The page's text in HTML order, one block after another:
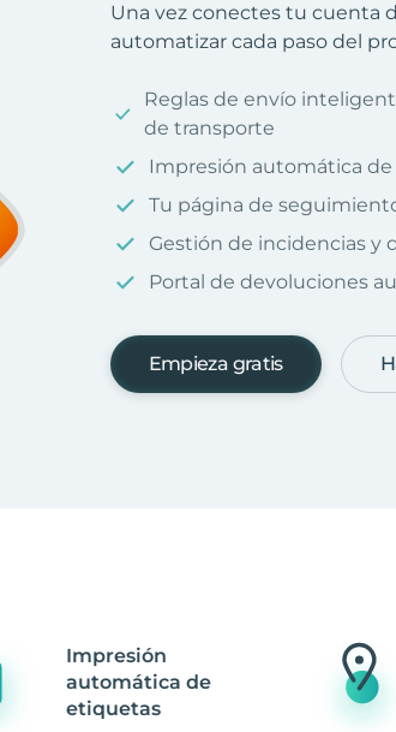
Una vez conectes tu cuenta
automatizar cada paso del
Reglas de envío
de transporte
Impresión automática
Tu página de
Gestión de incidencias y
Portal de devoluciones
Empieza gratis
Impresión
automática de
etiquetas